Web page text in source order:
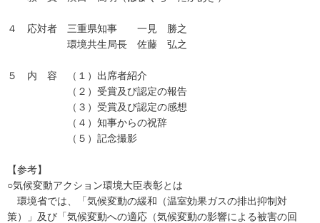
４ 応対者 三重県知事 一見 勝之
環境共生局長 佐藤 弘之
５ 内 容 （１）出席者紹介
（２）受賞及び認定の報告
（３）受賞及び認定の感想
（４）知事からの祝辞
（５）記念撮影
【参考】
○気候変動アクション環境大臣表彰とは
環境省では、「気候変動の緩和（温室効果ガスの排出抑制対
策）」及び「気候変動への適応（気候変動の影響による被害の回